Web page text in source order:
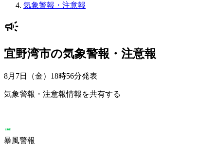
気象警報・注意報
宜野湾市の気象警報・注意報
8月7日（金）18時56分発表
気象警報・注意報情報を共有する
暴風警報